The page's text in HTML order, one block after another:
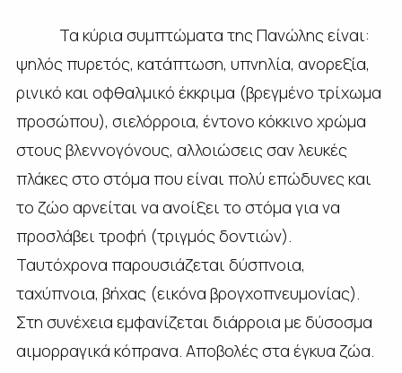
Τα κύρια συμπτώματα της Πανώλης είναι:
ψηλός πυρετός, κατάπτωση, υπνηλία, ανορεξία,
ρινικό και οφθαλμικό έκκριμα (βρεγμένο τρίχωμα
προσώπου), σιελόρροια, έντονο κόκκινο χρώμα
στους βλεννογόνους, αλλοιώσεις σαν λευκές
πλάκες στο στόμα που είναι πολύ επώδυνες και
το ζώο αρνείται να ανοίξει το στόμα για να
προσλάβει τροφή (τριγμός δοντιών).
Ταυτόχρονα παρουσιάζεται δύσπνοια,
ταχύπνοια, βήχας (εικόνα βρογχοπνευμονίας).
Στη συνέχεια εμφανίζεται διάρροια με δύσοσμα
αιμορραγικά κόπρανα. Αποβολές στα έγκυα ζώα.